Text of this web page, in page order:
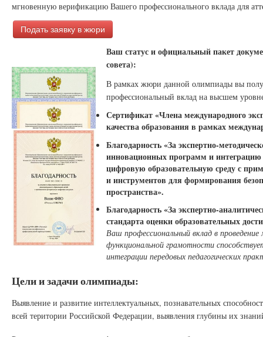
мгновенную верификацию Вашего профессионального вклада для
Подать заявку в жюри
Ваш статус и официальный пакет
совета):
В рамках жюри данной олимпиады вы
профессиональный вклад на высшем
Сертификат «Члена международного
качества образования в рамках
Благодарность «За экспертно-
инновационных программ и интеграцию
цифровую образовательную среду с
и инструментов для формирования
пространства».
Благодарность «За экспертно-
стандарта оценки образовательных
Ваш профессиональный вклад в
функциональной грамотности
интеграции передовых педагогических
Цели и задачи олимпиады:
Выявление и развитие интеллектуальных, познавательных
всей територии Российской Федерации, выявления глубины их